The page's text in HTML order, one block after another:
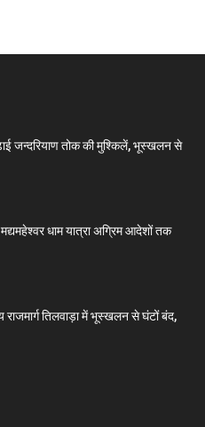
जन्दरियाण तोक की मुश्किलें, भूस्खलन से
धाम यात्रा अग्रिम आदेशों तक
राजमार्ग तिलवाड़ा में भूस्खलन से घंटों बंद,